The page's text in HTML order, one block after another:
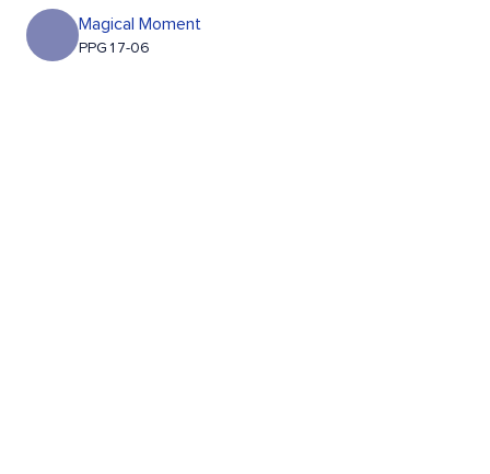
Magical Moment
PPG17-06